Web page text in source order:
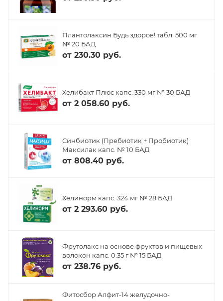
Плантолаксин Будь здоров! табл. 500 мг
№ 20 БАД
от 230.30 руб.
Хелибакт Плюс капс. 330 мг № 30 БАД
от 2 058.60 руб.
Синбиотик (Пребиотик + Пробиотик)
Максилак капс. № 10 БАД
от 808.40 руб.
Хелинорм капс. 324 мг № 28 БАД
от 2 293.60 руб.
Фрутолакс на основе фруктов и пищевых
волокон капс. 0.35 г № 15 БАД
от 238.76 руб.
Фитосбор Алфит-14 желудочно-